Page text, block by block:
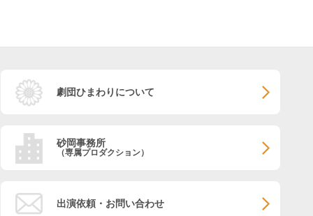
劇団ひまわりについて
砂岡事務所
（専属プロダクション）
出演依頼・お問い合わせ